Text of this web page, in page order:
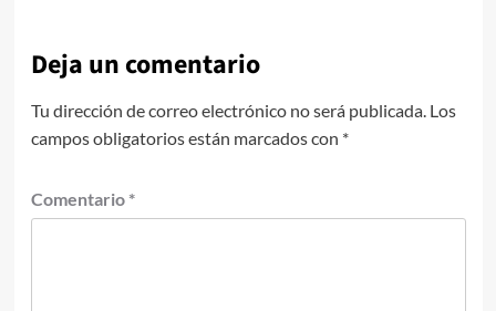
Deja un comentario
Tu dirección de correo electrónico no será publicada. Los
campos obligatorios están marcados con *
Comentario *